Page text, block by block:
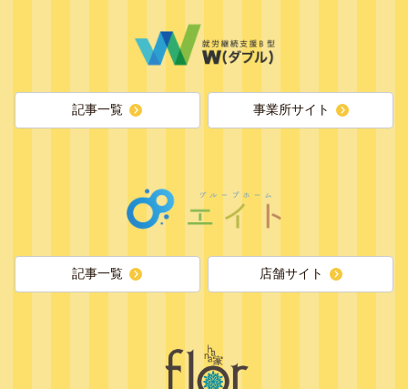
記事一覧 事業所サイト
記事一覧 店舗サイト